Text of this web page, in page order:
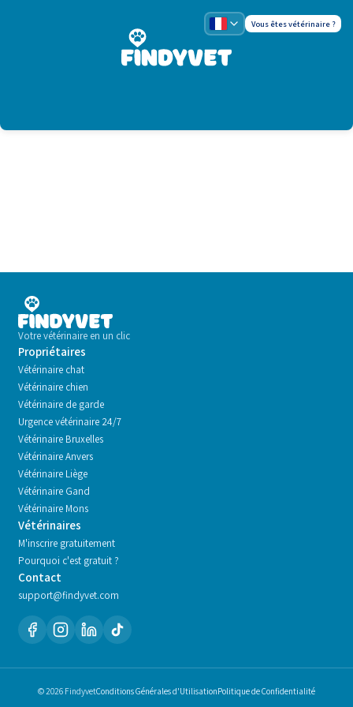
Vous êtes vétérinaire ?
Votre vétérinaire en un clic
Propriétaires
Vétérinaire chat
Vétérinaire chien
Vétérinaire de garde
Urgence vétérinaire 24/7
Vétérinaire Bruxelles
Vétérinaire Anvers
Vétérinaire Liège
Vétérinaire Gand
Vétérinaire Mons
Vétérinaires
M'inscrire gratuitement
Pourquoi c'est gratuit ?
Contact
support@findyvet.com
© 2026 FindyvetConditions Générales d'UtilisationPolitique de Confidentialité